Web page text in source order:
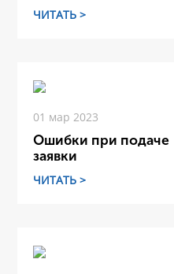
ЧИТАТЬ >
01 мар 2023
Ошибки при подаче
заявки
ЧИТАТЬ >